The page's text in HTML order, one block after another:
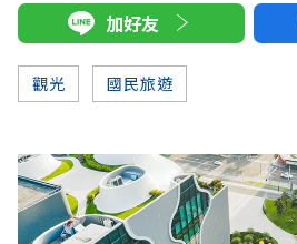
加好友
觀光 國民旅遊